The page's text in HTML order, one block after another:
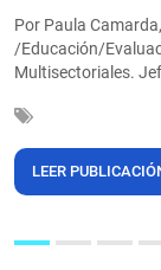
Por Paula
/Educación/
Multisectoriales.
LEER